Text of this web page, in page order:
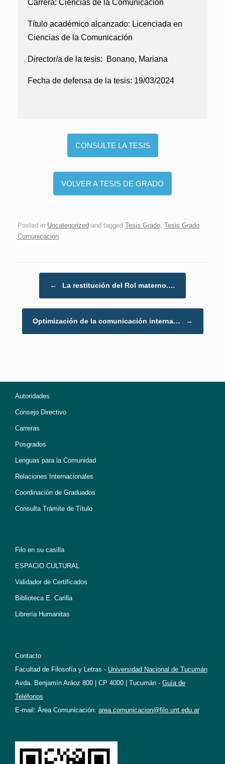
Carrera: Ciencias de la Comunicación
Título académico alcanzado: Licenciada en
Ciencias de la Comunicación
Director/a de la tesis: Bonano, Mariana
Fecha de defensa de la tesis: 19/03/2024
CONSULTE LA TESIS
VOLVER A TESIS DE GRADO
Posted in Uncategorized and tagged Tesis Grado Tesis Grado
Comunicación
← La restitución del Rol materno.…
Optimización de la comunicación interna… →
Autoridades
Consejo Directivo
Carreras
Posgrados
Lenguas para la Comunidad
Relaciones Internacionales
Coordinación de Graduados
Consulta Trámite de Título
Filo en su casilla
ESPACIO CULTURAL
Validador de Certificados
Biblioteca E. Carilla
Librería Humanitas
Contacto
Facultad de Filosofía y Letras - Universidad Nacional de Tucumán
Avda. Benjamín Aráoz 800 | CP 4000 | Tucumán - Guía de
Teléfonos
E-mail: Área Comunicación: area.comunicacion@filo.unt.edu.ar